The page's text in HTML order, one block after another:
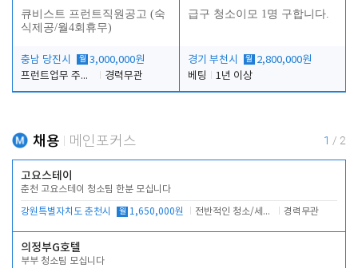
큐비스트 프런트직원공고 (숙
식제공/월4회휴무)
충남 당진시 월 3,000,000원
프런트업무 주간, 야간
경력무관
급구 청소이모 1명 구합니다.
경기 부천시 월 2,800,000원
베팅
1년 이상
채용 메인포커스 1 / 2
고요스테이
춘천 고요스테이 청소팀 한분 모십니다
강원특별자치도 춘천시 월 1,650,000원 전반적인 청소/세탁업무 경력무관
의정부G호텔
부부 청소팀 모십니다